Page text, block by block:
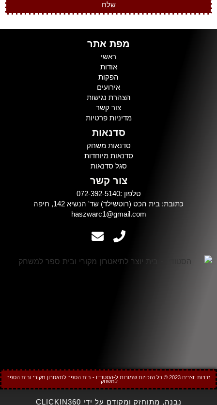
שלח
מפת אתר
ראשי
אודות
הפקות
אירועים
הצהרת נגישות
צור קשר
מדיניות פרטיות
סדנאות
סדנאות משחק
סדנאות מיוחדות
סגל סדנאות
צור קשר
טלפון :072-392-5140
כתובת: בית הכט (רוטשילד) שד' הנשיא 142, חיפה
haszwarc1@gmail.com
זכויות יוצרים 2023 © כל הזכויות שמורות ל-הסטודיו - בית הספר לתאטרון מקורי ובית הספר
למשחק.
נבנה, מתוחזק ומקודם על ידי CLICKIN360